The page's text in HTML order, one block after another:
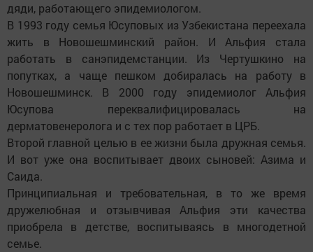
дяди, работающего эпидемиологом.
В 1993 году семья Юсуповых из Узбекистана переехала
жить в Новошешминский район. И Альфия стала
работать в санэпидемстанции. Из Чертушкино на
попутках, а чаще пешком добиралась на работу в
Новошешминск. В 2000 году эпидемиолог Альфия
Юсупова переквалифицировалась на
дерматовенеролога и с тех пор работает в ЦРБ.
Второй главной целью в ее жизни была дружная семья.
И вот уже она воспитывает двоих сыновей: Азима и
Саида.
Принципиальная и требовательная, в то же время
дружелюбная и отзывчивая Альфия эти качества
приобрела в детстве, воспитываясь в многодетной
семье.